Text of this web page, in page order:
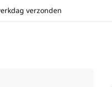
verzonden